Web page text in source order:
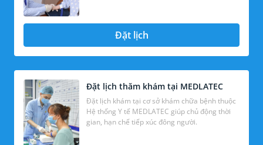
Đặt lịch
Đặt lịch thăm khám tại MEDLATEC
Đặt lịch khám tại cơ sở khám chữa bệnh thuộc
Hệ thống Y tế MEDLATEC giúp chủ động thời
gian, hạn chế tiếp xúc đông người.